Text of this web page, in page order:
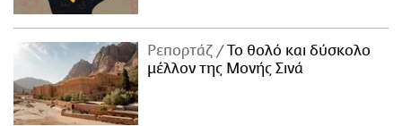
Ρεπορτάζ
Το θολό και δύσκολο
μέλλον της Μονής Σινά